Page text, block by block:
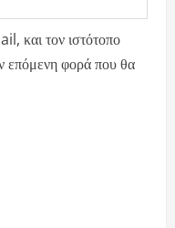
και τον ιστότοπο
επόμενη φορά που θα